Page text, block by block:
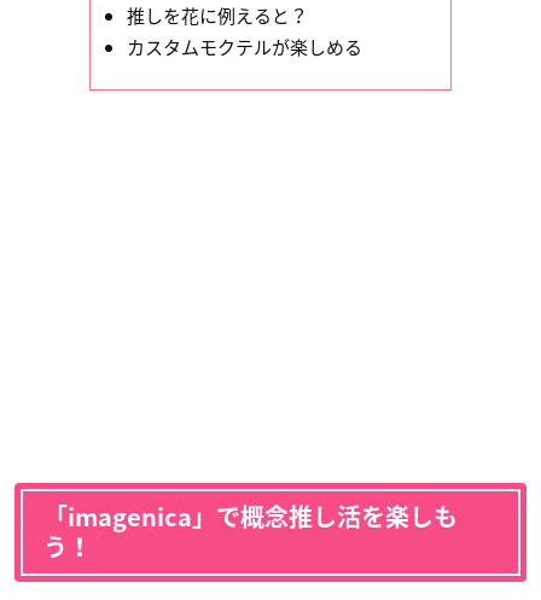
推しを花に例えると？
カスタムモクテルが楽しめる
「imagenica」で概念推し活を楽しも
う！